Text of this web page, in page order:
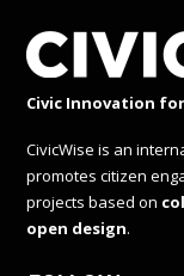
Civic Innovation
CivicWise is an
promotes citizen
projects based on
open design.